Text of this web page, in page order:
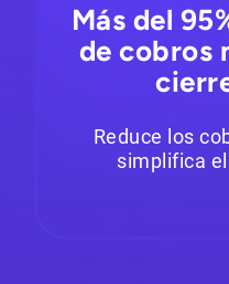
Más del
de cobros
Reduce los
simplifica